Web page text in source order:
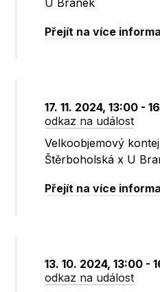
U Branek
Přejít na více
17. 11. 2024, 13:00 -
odkaz na událost
Velkoobjemový
Štěrboholská x U
Přejít na více
13. 10. 2024, 13:00 -
odkaz na událost